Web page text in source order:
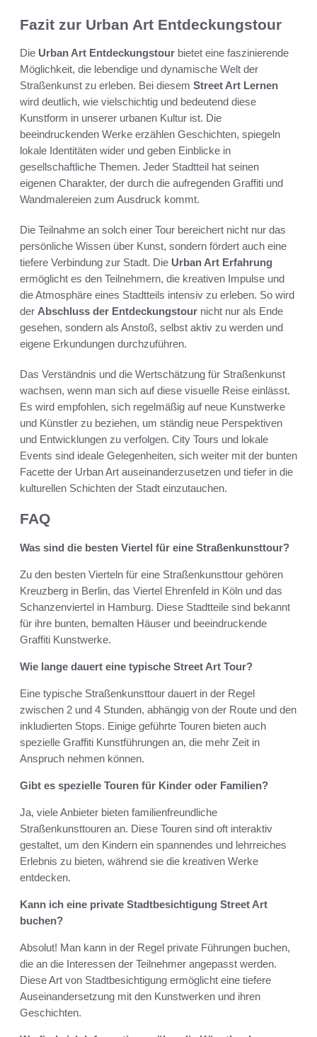
Fazit zur Urban Art Entdeckungstour
Die Urban Art Entdeckungstour bietet eine faszinierende
Möglichkeit, die lebendige und dynamische Welt der
Straßenkunst zu erleben. Bei diesem Street Art Lernen
wird deutlich, wie vielschichtig und bedeutend diese
Kunstform in unserer urbanen Kultur ist. Die
beeindruckenden Werke erzählen Geschichten, spiegeln
lokale Identitäten wider und geben Einblicke in
gesellschaftliche Themen. Jeder Stadtteil hat seinen
eigenen Charakter, der durch die aufregenden Graffiti und
Wandmalereien zum Ausdruck kommt.
Die Teilnahme an solch einer Tour bereichert nicht nur das
persönliche Wissen über Kunst, sondern fördert auch eine
tiefere Verbindung zur Stadt. Die Urban Art Erfahrung
ermöglicht es den Teilnehmern, die kreativen Impulse und
die Atmosphäre eines Stadtteils intensiv zu erleben. So wird
der Abschluss der Entdeckungstour nicht nur als Ende
gesehen, sondern als Anstoß, selbst aktiv zu werden und
eigene Erkundungen durchzuführen.
Das Verständnis und die Wertschätzung für Straßenkunst
wachsen, wenn man sich auf diese visuelle Reise einlässt.
Es wird empfohlen, sich regelmäßig auf neue Kunstwerke
und Künstler zu beziehen, um ständig neue Perspektiven
und Entwicklungen zu verfolgen. City Tours und lokale
Events sind ideale Gelegenheiten, sich weiter mit der bunten
Facette der Urban Art auseinanderzusetzen und tiefer in die
kulturellen Schichten der Stadt einzutauchen.
FAQ
Was sind die besten Viertel für eine Straßenkunsttour?
Zu den besten Vierteln für eine Straßenkunsttour gehören
Kreuzberg in Berlin, das Viertel Ehrenfeld in Köln und das
Schanzenviertel in Hamburg. Diese Stadtteile sind bekannt
für ihre bunten, bemalten Häuser und beeindruckende
Graffiti Kunstwerke.
Wie lange dauert eine typische Street Art Tour?
Eine typische Straßenkunsttour dauert in der Regel
zwischen 2 und 4 Stunden, abhängig von der Route und den
inkludierten Stops. Einige geführte Touren bieten auch
spezielle Graffiti Kunstführungen an, die mehr Zeit in
Anspruch nehmen können.
Gibt es spezielle Touren für Kinder oder Familien?
Ja, viele Anbieter bieten familienfreundliche
Straßenkunsttouren an. Diese Touren sind oft interaktiv
gestaltet, um den Kindern ein spannendes und lehrreiches
Erlebnis zu bieten, während sie die kreativen Werke
entdecken.
Kann ich eine private Stadtbesichtigung Street Art
buchen?
Absolut! Man kann in der Regel private Führungen buchen,
die an die Interessen der Teilnehmer angepasst werden.
Diese Art von Stadtbesichtigung ermöglicht eine tiefere
Auseinandersetzung mit den Kunstwerken und ihren
Geschichten.